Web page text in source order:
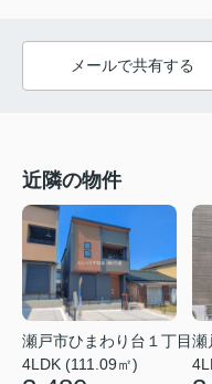
メールで共有する
近隣の物件
瀬戸市ひまわり台１丁目
4LDK (111.09㎡)
瀬